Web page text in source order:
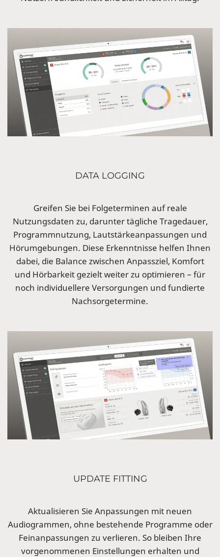
DATA LOGGING
Greifen Sie bei Folgeterminen auf reale
Nutzungsdaten zu, darunter tägliche Tragedauer,
Programmnutzung, Lautstärkeanpassungen und
Hörumgebungen. Diese Erkenntnisse helfen Ihnen
dabei, die Balance zwischen Anpassziel, Komfort
und Hörbarkeit gezielt weiter zu optimieren – für
noch individuellere Versorgungen und fundierte
Nachsorgetermine.
UPDATE FITTING
Aktualisieren Sie Anpassungen mit neuen
Audiogrammen, ohne bestehende Programme oder
Feinanpassungen zu verlieren. So bleiben Ihre
vorgenommenen Einstellungen erhalten und